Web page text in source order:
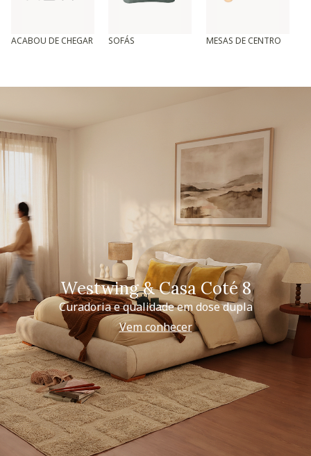
ACABOU DE CHEGAR SOFÁS MESAS DE CENTRO
Westwing & Casa Coté 8
Curadoria e qualidade em dose dupla
Vem conhecer